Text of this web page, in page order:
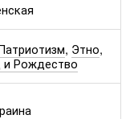
, Этно,
Рождество